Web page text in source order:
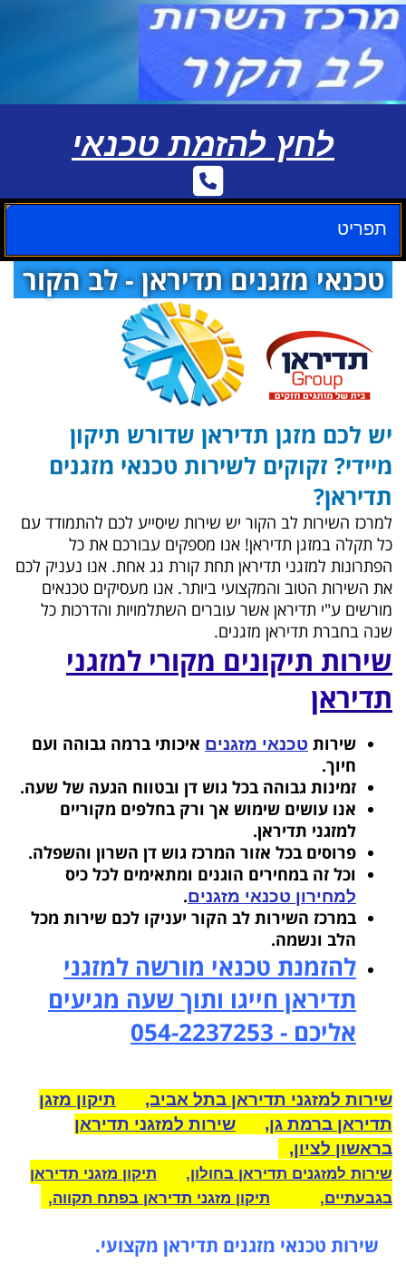
לחץ להזמת טכנאי
תפריט
טכנאי מזגנים תדיראן - לב הקור
יש לכם מזגן תדיראן שדורש תיקון
מיידי? זקוקים לשירות טכנאי מזגנים
תדיראן?
למרכז השירות לב הקור יש שירות שיסייע לכם להתמודד עם
כל תקלה במזגן תדיראן! אנו מספקים עבורכם את כל
הפתרונות למזגני תדיראן תחת קורת גג אחת. אנו נעניק לכם
את השירות הטוב והמקצועי ביותר. אנו מעסיקים טכנאים
מורשים ע"י תדיראן אשר עוברים השתלמויות והדרכות כל
שנה בחברת תדיראן מזגנים.
שירות תיקונים מקורי למזגני
תדיראן
שירות טכנאי מזגנים איכותי ברמה גבוהה ועם
חיוך.
זמינות גבוהה בכל גוש דן ובטווח הגעה של שעה.
אנו עושים שימוש אך ורק בחלפים מקוריים
למזגני תדיראן.
פרוסים בכל אזור המרכז גוש דן השרון והשפלה.
וכל זה במחירים הוגנים ומתאימים לכל כיס
למחירון טכנאי מזגנים.
במרכז השירות לב הקור יעניקו לכם שירות מכל
הלב ונשמה.
להזמנת טכנאי מורשה למזגני
תדיראן חייגו ותוך שעה מגיעים
אליכם - 054-2237253
שירות למזגני תדיראן בתל אביב,
תיקון מזגן
תדיראן ברמת גן,
שירות למזגני תדיראן
בראשון לציון,
שירות למזגנים תדיראן בחולון,
תיקון מזגני תדיראן
בגבעתיים,
תיקון מזגני תדיראן בפתח תקווה,
שירות טכנאי מזגנים תדיראן מקצועי.